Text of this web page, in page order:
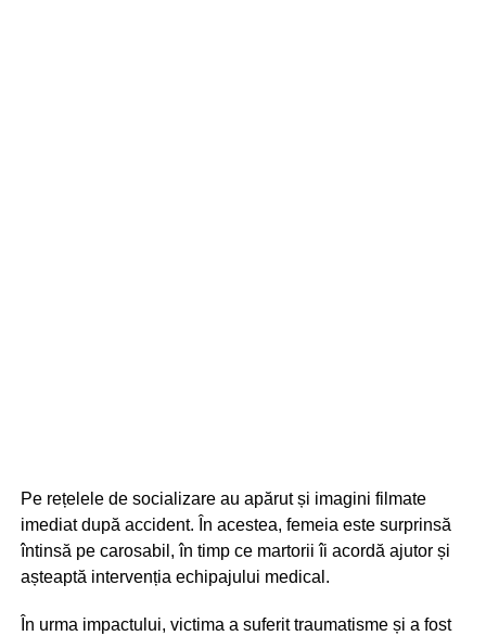
Pe rețelele de socializare au apărut și imagini filmate
imediat după accident. În acestea, femeia este surprinsă
întinsă pe carosabil, în timp ce martorii îi acordă ajutor și
așteaptă intervenția echipajului medical.
În urma impactului, victima a suferit traumatisme și a fost